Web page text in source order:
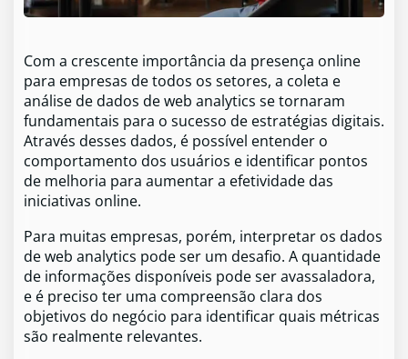
Com a crescente importância da presença online
para empresas de todos os setores, a coleta e
análise de dados de web analytics se tornaram
fundamentais para o sucesso de estratégias digitais.
Através desses dados, é possível entender o
comportamento dos usuários e identificar pontos
de melhoria para aumentar a efetividade das
iniciativas online.
Para muitas empresas, porém, interpretar os dados
de web analytics pode ser um desafio. A quantidade
de informações disponíveis pode ser avassaladora,
e é preciso ter uma compreensão clara dos
objetivos do negócio para identificar quais métricas
são realmente relevantes.